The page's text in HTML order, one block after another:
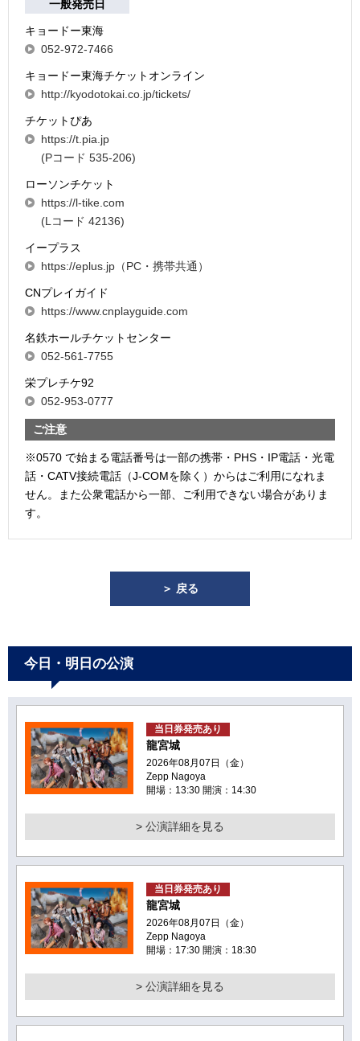
一般発売日
キョードー東海
052-972-7466
キョードー東海チケットオンライン
http://kyodotokai.co.jp/tickets/
チケットぴあ
https://t.pia.jp
(Pコード 535-206)
ローソンチケット
https://l-tike.com
(Lコード 42136)
イープラス
https://eplus.jp（PC・携帯共通）
CNプレイガイド
https://www.cnplayguide.com
名鉄ホールチケットセンター
052-561-7755
栄プレチケ92
052-953-0777
ご注意
※0570 で始まる電話番号は一部の携帯・PHS・IP電話・光電
話・CATV接続電話（J-COMを除く）からはご利用になれま
せん。また公衆電話から一部、ご利用できない場合がありま
す。
＞ 戻る
今日・明日の公演
当日券発売あり
龍宮城
2026年08月07日（金）
Zepp Nagoya
開場：13:30 開演：14:30
> 公演詳細を見る
当日券発売あり
龍宮城
2026年08月07日（金）
Zepp Nagoya
開場：17:30 開演：18:30
> 公演詳細を見る